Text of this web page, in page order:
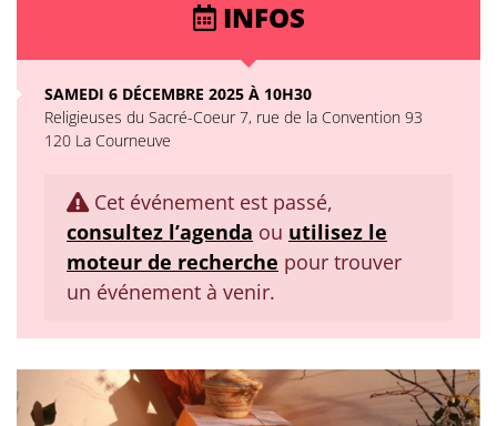
INFOS
SAMEDI 6 DÉCEMBRE 2025 À 10H30
Religieuses du Sacré-Coeur 7, rue de la Convention 93
120 La Courneuve
Cet événement est passé,
consultez l’agenda ou utilisez le
moteur de recherche pour trouver
un événement à venir.